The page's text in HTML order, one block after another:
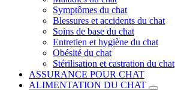
Symptômes du chat
Blessures et accidents du chat
Soins de base du chat
Entretien et hygiène du chat
Obésité du chat
Stérilisation et castration du chat
ASSURANCE POUR CHAT
ALIMENTATION DU CHAT